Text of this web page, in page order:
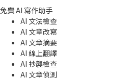
免費 AI 寫作助手
AI 文法檢查
AI 文章改寫
AI 文章摘要
AI 線上翻譯
AI 抄襲檢查
AI 文章偵測